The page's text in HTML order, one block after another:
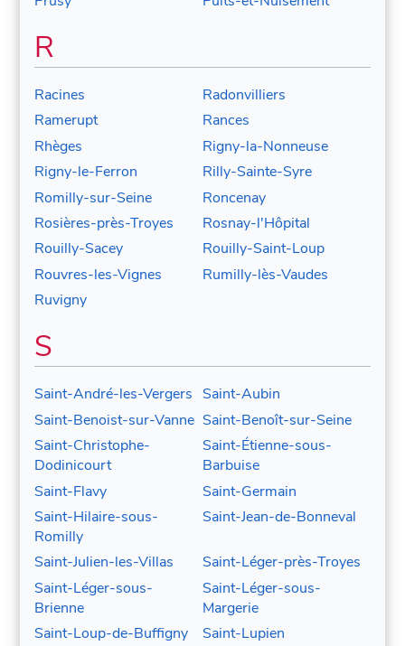
R
Racines
Radonvilliers
Ramerupt
Rances
Rhèges
Rigny-la-Nonneuse
Rigny-le-Ferron
Rilly-Sainte-Syre
Romilly-sur-Seine
Roncenay
Rosières-près-Troyes
Rosnay-l'Hôpital
Rouilly-Sacey
Rouilly-Saint-Loup
Rouvres-les-Vignes
Rumilly-lès-Vaudes
Ruvigny
S
Saint-André-les-Vergers Saint-Aubin
Saint-Benoist-sur-Vanne Saint-Benoît-sur-Seine
Saint-Christophe-
Dodinicourt
Saint-Étienne-sous-
Barbuise
Saint-Flavy
Saint-Germain
Saint-Hilaire-sous-
Romilly
Saint-Jean-de-Bonneval
Saint-Julien-les-Villas
Saint-Léger-près-Troyes
Saint-Léger-sous-
Brienne
Saint-Léger-sous-
Margerie
Saint-Loup-de-Buffigny
Saint-Lupien